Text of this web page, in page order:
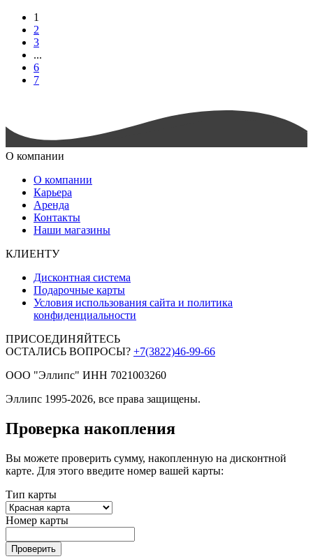
1
2
3
...
6
7
О компании
О компании
Карьера
Аренда
Контакты
Наши магазины
КЛИЕНТУ
Дисконтная система
Подарочные карты
Условия использования сайта и политика
конфиденциальности
ПРИСОЕДИНЯЙТЕСЬ
ОСТАЛИСЬ ВОПРОСЫ? +7(3822)46-99-66
ООО "Эллипс" ИНН 7021003260
Эллипс 1995-2026, все права защищены.
Проверка накопления
Вы можете проверить сумму, накопленную на дисконтной
карте. Для этого введите номер вашей карты:
Тип карты
Номер карты
Проверить